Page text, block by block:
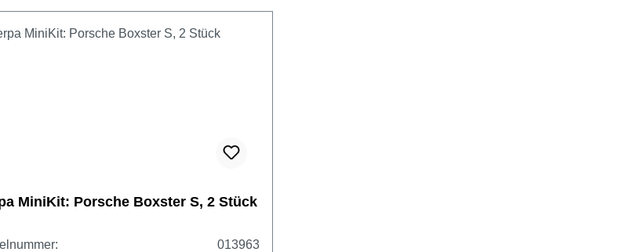
MiniKit: Porsche Boxster S, 2 Stück
013963